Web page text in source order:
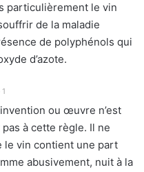
particulièrement le vin
de la maladie
de polyphénols qui
d’azote.
ou œuvre n’est
à cette règle. Il ne
le vin contient une part
abusivement, nuit à la